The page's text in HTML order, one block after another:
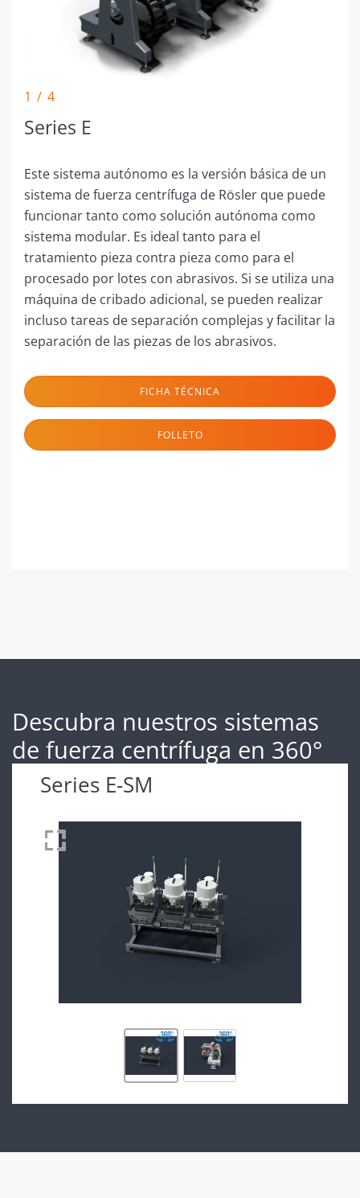
1 / 4
Series E
Este sistema autónomo es la versión básica de un
sistema de fuerza centrífuga de Rösler que puede
funcionar tanto como solución autónoma como
sistema modular. Es ideal tanto para el
tratamiento pieza contra pieza como para el
procesado por lotes con abrasivos. Si se utiliza una
máquina de cribado adicional, se pueden realizar
incluso tareas de separación complejas y facilitar la
separación de las piezas de los abrasivos.
FICHA TÉCNICA
FOLLETO
Descubra nuestros sistemas
de fuerza centrífuga en 360°
Series E-SM
Drag to spin
360°